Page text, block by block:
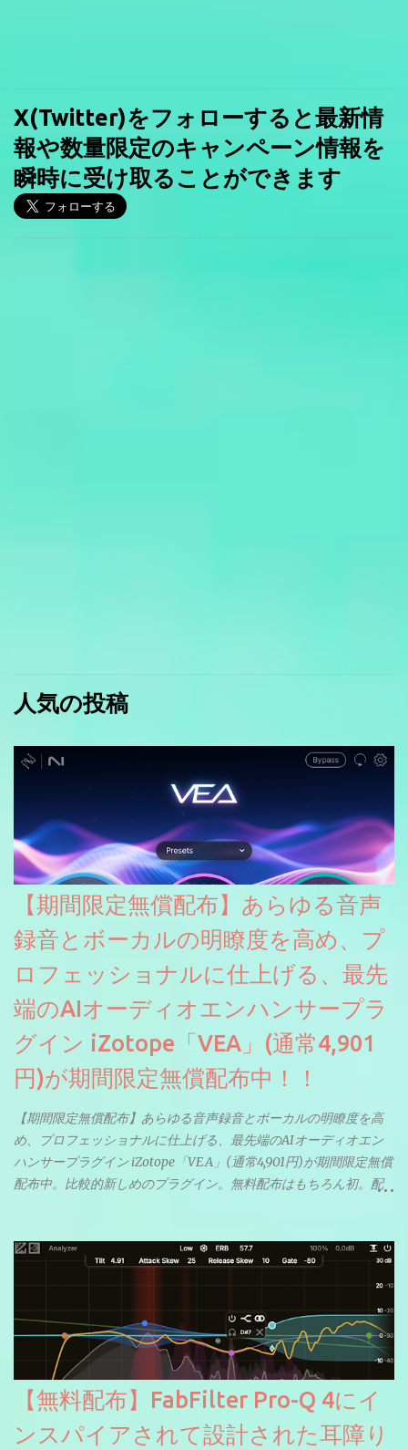
X(Twitter)をフォローすると最新情
報や数量限定のキャンペーン情報を
瞬時に受け取ることができます
人気の投稿
【期間限定無償配布】あらゆる音声
録音とボーカルの明瞭度を高め、プ
ロフェッショナルに仕上げる、最先
端のAIオーディオエンハンサープラ
グイン iZotope「VEA」(通常4,901
円)が期間限定無償配布中！！
【期間限定無償配布】あらゆる音声録音とボーカルの明瞭度を高
め、プロフェッショナルに仕上げる、最先端のAIオーディオエン
ハンサープラグイン iZotope「VEA」(通常4,901円)が期間限定無償
配布中。比較的新しめのプラグイン。無料配布はもちろん初。配
【無料配布】FabFilter Pro-Q 4にイ
ンスパイアされて設計された耳障り